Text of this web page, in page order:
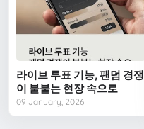
라이브 투표 기능, 팬덤 경쟁
이 불붙는 현장 속으로
09 January, 2026